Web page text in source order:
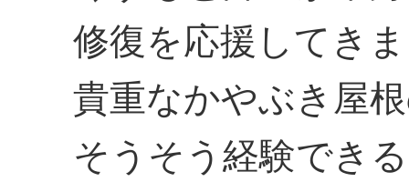
修復を応援してき
貴重なかやぶき屋
そうそう経験でき